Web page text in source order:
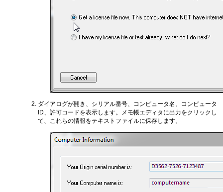
ダイアログが開き、シリアル番号、コンピュータ名、コンピュータ
ID、許可コードを表示します。メモ帳エディタに出力をクリックし
て、これらの情報をテキストファイルに保存します。